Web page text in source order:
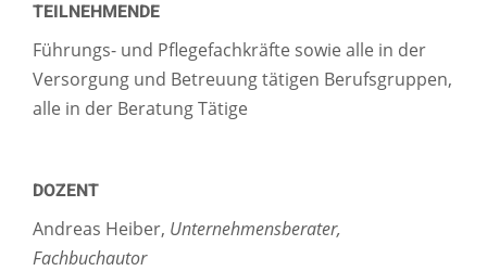
TEILNEHMENDE
Führungs- und Pflegefachkräfte sowie alle in der
Versorgung und Betreuung tätigen Berufsgruppen,
alle in der Beratung Tätige
DOZENT
Andreas Heiber, Unternehmensberater,
Fachbuchautor